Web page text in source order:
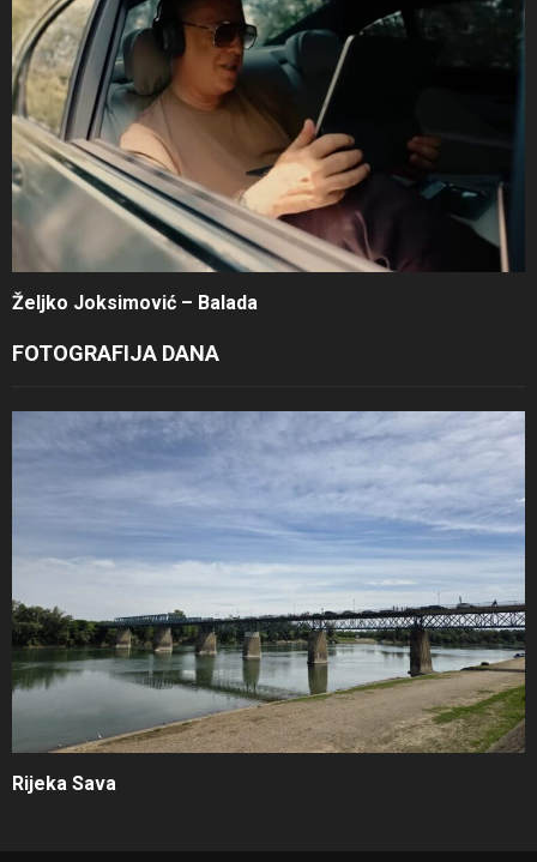
Željko Joksimović – Balada
FOTOGRAFIJA DANA
Rijeka Sava